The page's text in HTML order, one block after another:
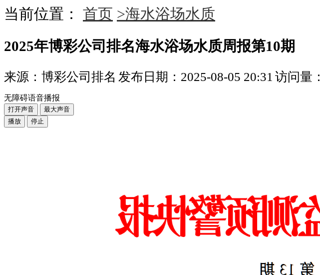
当前位置： 首页 >海水浴场水质
2025年博彩公司排名海水浴场水质周报第10期
来源：博彩公司排名 发布日期：2025-08-05 20:31 访问量：
无障碍语音播报
打开声音
最大声音
播放
停止